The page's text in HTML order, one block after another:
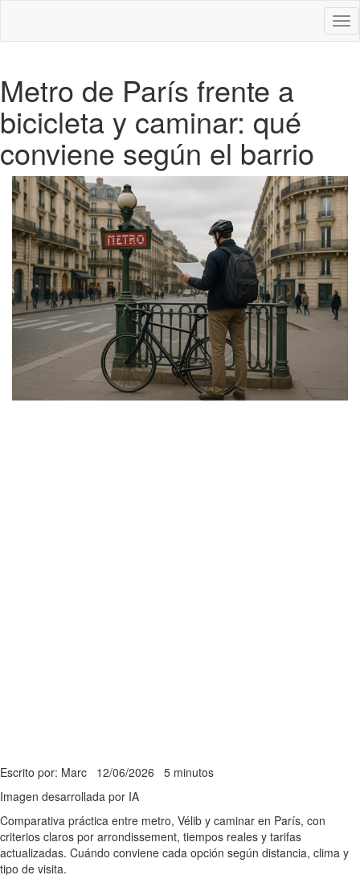
Metro de París frente a
bicicleta y caminar: qué
conviene según el barrio
Escrito por: Marc 12/06/2026 5 minutos
Imagen desarrollada por IA
Comparativa práctica entre metro, Vélib y caminar en París, con
criterios claros por arrondissement, tiempos reales y tarifas
actualizadas. Cuándo conviene cada opción según distancia, clima y
tipo de visita.